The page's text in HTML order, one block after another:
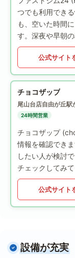
つでも利用でき
も、空いた時間
す。深夜や早朝
公式サイト
チョコザップ
尾山台店自由が丘駅
24時間営業
チョコザップ
情報を確認でき
したい人が検討
チェックしてみて
公式サイト
設備が充実